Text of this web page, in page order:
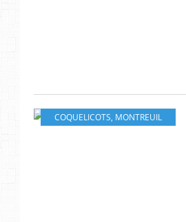
COQUELICOTS, MONTREUIL